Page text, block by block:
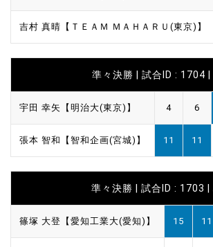
吉村 真晴【ＴＥＡＭ ＭＡＨＡＲＵ(東京)】
準々決勝 | 試合ID : 1704 |
宇田 幸矢【明治大(東京)】 4 6
張本 智和【智和企画(宮城)】 11 11
準々決勝 | 試合ID : 1703 |
篠塚 大登【愛知工業大(愛知)】 15 11